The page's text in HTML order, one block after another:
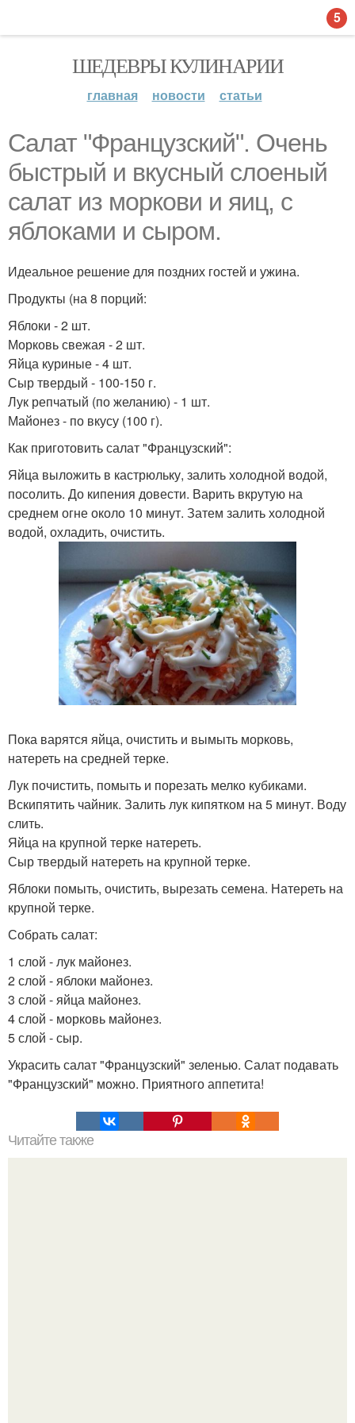
ШЕДЕВРЫ КУЛИНАРИИ
главная новости статьи
Салат "Французский". Очень
быстрый и вкусный слоеный
салат из моркови и яиц, с
яблоками и сыром.
Идеальное решение для поздних гостей и ужина.
Продукты (на 8 порций:
Яблоки - 2 шт.
Морковь свежая - 2 шт.
Яйца куриные - 4 шт.
Сыр твердый - 100-150 г.
Лук репчатый (по желанию) - 1 шт.
Майонез - по вкусу (100 г).
Как приготовить салат "Французский":
Яйца выложить в кастрюльку, залить холодной водой,
посолить. До кипения довести. Варить вкрутую на
среднем огне около 10 минут. Затем залить холодной
водой, охладить, очистить.
Пока варятся яйца, очистить и вымыть морковь,
натереть на средней терке.
Лук почистить, помыть и порезать мелко кубиками.
Вскипятить чайник. Залить лук кипятком на 5 минут. Воду
слить.
Яйца на крупной терке натереть.
Сыр твердый натереть на крупной терке.
Яблоки помыть, очистить, вырезать семена. Натереть на
крупной терке.
Собрать салат:
1 слой - лук майонез.
2 слой - яблоки майонез.
3 слой - яйца майонез.
4 слой - морковь майонез.
5 слой - сыр.
Украсить салат "Французский" зеленью. Салат подавать
"Французский" можно. Приятного аппетита!
Читайте также
5